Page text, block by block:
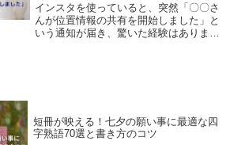
インスタを使っていると、突然「〇〇さ
んが位置情報の共有を開始しました」と
いう通知が届き、驚いた経験はありませ
短冊が映える！七夕の願い事に最適な四
字熟語70選と書き方のコツ